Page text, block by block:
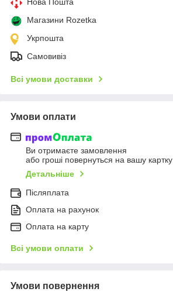
Магазини Rozetka
Укрпошта
Самовивіз
Всі умови доставки
Умови оплати
Ви отримаєте замовлення
або гроші повернуться на вашу картку
Детальніше
Післяплата
Оплата на рахунок
Оплата на карту
Всі умови оплати
Умови повернення